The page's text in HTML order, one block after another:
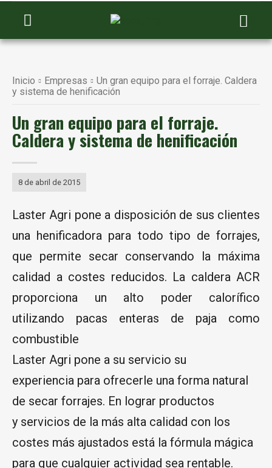
Inicio Empresas
Un gran equipo para el forraje. Caldera
y sistema de henificación
Un gran equipo para el forraje.
Caldera y sistema de henificación
8 de abril de 2015
Laster Agri pone a disposición de sus clientes
una henificadora para todo tipo de forrajes,
que permite secar conservando la máxima
calidad a costes reducidos. La caldera ACR
proporciona un alto poder calorífico
utilizando pacas enteras de paja como
combustible
Laster Agri pone a su servicio su
experiencia para ofrecerle una forma natural
de secar forrajes. En lograr productos
y servicios de la más alta calidad con los
costes más ajustados está la fórmula mágica
para que cualquier actividad sea rentable.